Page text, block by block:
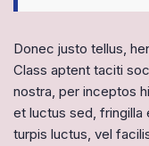
Donec justo tellus,
Class aptent taciti
nostra, per inceptos
et luctus sed, fringilla
turpis luctus, vel